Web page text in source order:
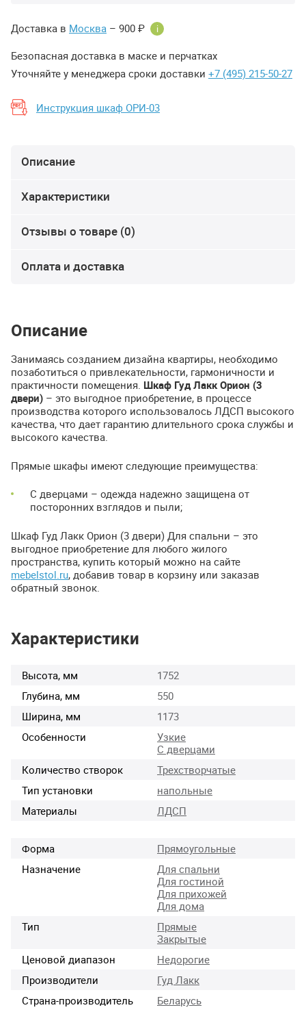
Доставка в Москва – 900 ₽ i
Безопасная доставка в маске и перчатках
Уточняйте у менеджера сроки доставки +7 (495) 215-50-27
Инструкция шкаф ОРИ-03
Описание
Характеристики
Отзывы о товаре (0)
Оплата и доставка
Описание
Занимаясь созданием дизайна квартиры, необходимо
позаботиться о привлекательности, гармоничности и
практичности помещения. Шкаф Гуд Лакк Орион (3
двери) – это выгодное приобретение, в процессе
производства которого использовалось ЛДСП высокого
качества, что дает гарантию длительного срока службы и
высокого качества.
Прямые шкафы имеют следующие преимущества:
С дверцами – одежда надежно защищена от
посторонних взглядов и пыли;
Шкаф Гуд Лакк Орион (3 двери) Для спальни – это
выгодное приобретение для любого жилого
пространства, купить который можно на сайте
mebelstol.ru, добавив товар в корзину или заказав
обратный звонок.
Характеристики
Высота, мм
1752
Глубина, мм
550
Ширина, мм
1173
Особенности
Узкие
С дверцами
Количество створок
Трехстворчатые
Тип установки
напольные
Материалы
ЛДСП
Форма
Прямоугольные
Назначение
Для спальни
Для гостиной
Для прихожей
Для дома
Тип
Прямые
Закрытые
Ценовой диапазон
Недорогие
Производители
Гуд Лакк
Страна-производитель
Беларусь